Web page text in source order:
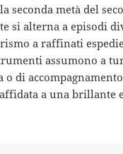
seconda metà del
si alterna a episodi
a raffinati
assumono a
o di
a una brillante